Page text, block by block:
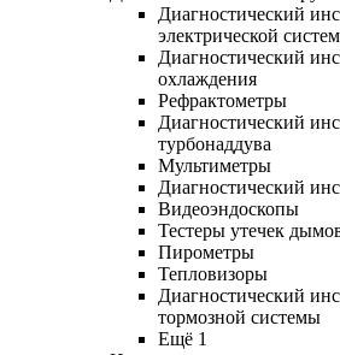
Диагностический
электрической
Диагностический
охлаждения
Рефрактометры
Диагностический
турбонаддува
Мультиметры
Диагностический
Видеоэндоскопы
Тестеры утечек
Пирометры
Тепловизоры
Диагностический
тормозной системы
Ещё 1